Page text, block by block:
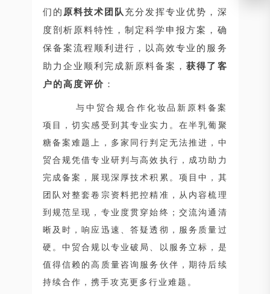
们的 原料技术团队充分发挥专业优势，深
度剖析原料特性，制定科学申报方案，确
保备案流程顺利进行，以高效专业的服务
助力企业顺利完成新原料备案，获得了客
户的高度评价 ：
与中贸合规合作化妆品新原料备案
项目，切实感受到其专业实力。在半乳葡聚
糖备案难题上，多家同行判定无法推进，中
贸合规凭借专业研判与高效执行，成功助力
完成备案，展现深厚技术积累。项目中，其
团队对整套卷宗资料把控精准，从内容梳理
到规范呈现，专业度贯穿始终；交流沟通清
晰及时，响应迅速、答疑透彻，服务质量过
硬。中贸合规以专业破局、以服务立标，是
值得信赖的高质量咨询服务伙伴，期待后续
持续合作，携手攻克更多行业难题。